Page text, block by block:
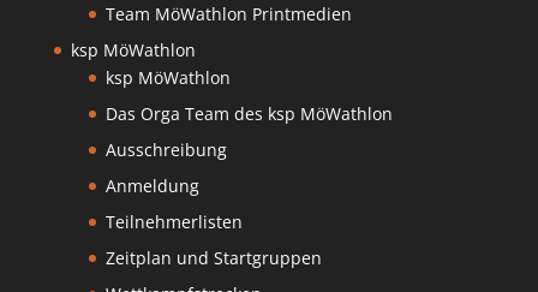
Team MöWathlon Printmedien
ksp MöWathlon
ksp MöWathlon
Das Orga Team des ksp MöWathlon
Ausschreibung
Anmeldung
Teilnehmerlisten
Zeitplan und Startgruppen